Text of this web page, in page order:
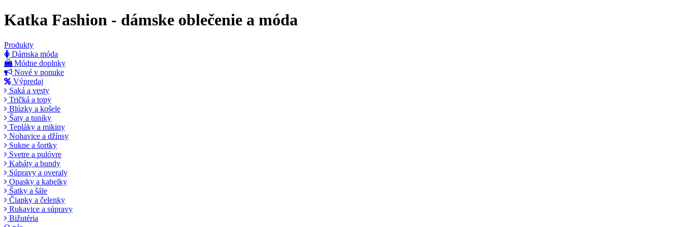
Katka Fashion - dámske oblečenie a móda
Produkty
Dámska móda
Módne doplnky
Nové v ponuke
Výpredaj
Saká a vesty
Tričká a topy
Blúzky a košele
Šaty a tuniky
Tepláky a mikiny
Nohavice a džínsy
Sukne a šortky
Svetre a pulóvre
Kabáty a bundy
Súpravy a overaly
Opasky a kabelky
Šatky a šále
Čiapky a čelenky
Rukavice a súpravy
Bižutéria